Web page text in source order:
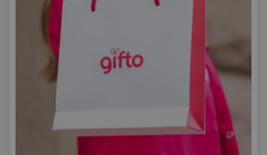
Подарете не само
, туку и уникатно
искуство во едно од најубавите места во
Македонија. Струга е идеално место за сите кои
сакаат да откријат нови места и да се забавуваат
со активни авантури на водата и во природата. Со
ваучерите од
Gifto.mk
, можете да изберете нешто
што ќе го направи вашиот
вистински
Experience the adventure and beauty of Struga with
Gifto.mk
Struga offers a variety of activities for adventure lovers,